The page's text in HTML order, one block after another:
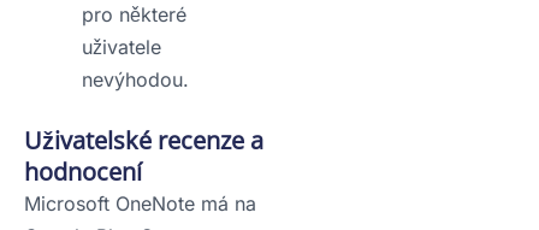
pro některé
uživatele
nevýhodou.
Uživatelské recenze a
hodnocení
Microsoft OneNote má na